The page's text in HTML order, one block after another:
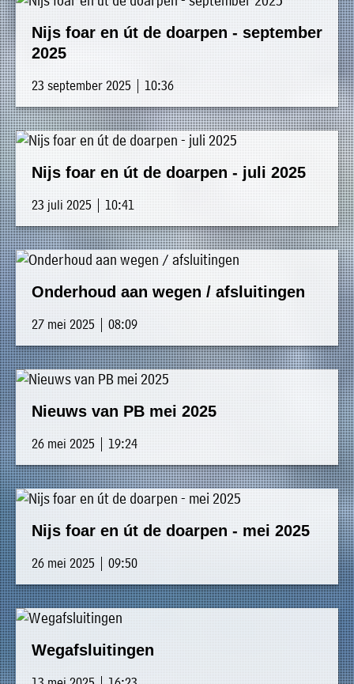
Nijs foar en út de doarpen - september
2025
23 september 2025 | 10:36
Nijs foar en út de doarpen - juli 2025
23 juli 2025 | 10:41
Onderhoud aan wegen / afsluitingen
27 mei 2025 | 08:09
Nieuws van PB mei 2025
26 mei 2025 | 19:24
Nijs foar en út de doarpen - mei 2025
26 mei 2025 | 09:50
Wegafsluitingen